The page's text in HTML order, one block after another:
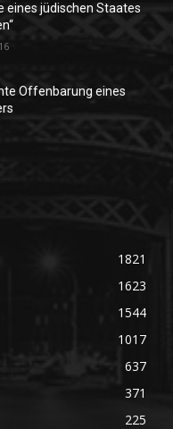
eines jüdischen Staates
Offenbarung eines
1821
1623
1544
1017
637
371
225